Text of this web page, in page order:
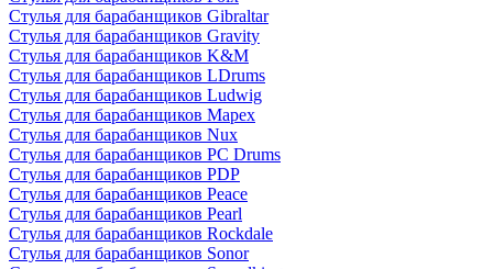
Стулья для барабанщиков Gibraltar
Стулья для барабанщиков Gravity
Стулья для барабанщиков K&M
Стулья для барабанщиков LDrums
Стулья для барабанщиков Ludwig
Стулья для барабанщиков Mapex
Стулья для барабанщиков Nux
Стулья для барабанщиков PC Drums
Стулья для барабанщиков PDP
Стулья для барабанщиков Peace
Стулья для барабанщиков Pearl
Стулья для барабанщиков Rockdale
Стулья для барабанщиков Sonor